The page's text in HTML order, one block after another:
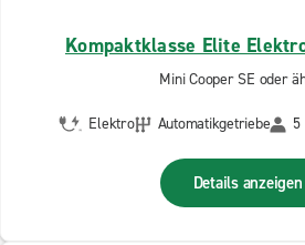
Kompaktklasse Elite
Mini Cooper SE oder
Elektro Automatikgetriebe
Details anzeigen